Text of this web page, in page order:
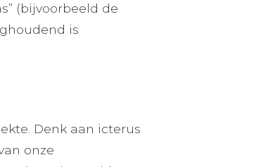
(bijvoorbeeld de
is
Denk aan icterus
onze